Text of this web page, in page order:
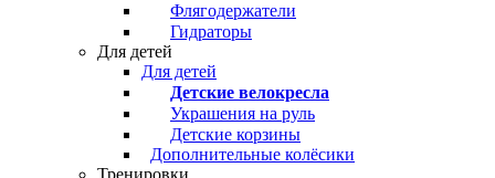
Флягодержатели
Гидраторы
Для детей
Для детей
Детские велокресла
Украшения на руль
Детские корзины
Дополнительные колёсики
Тренировки